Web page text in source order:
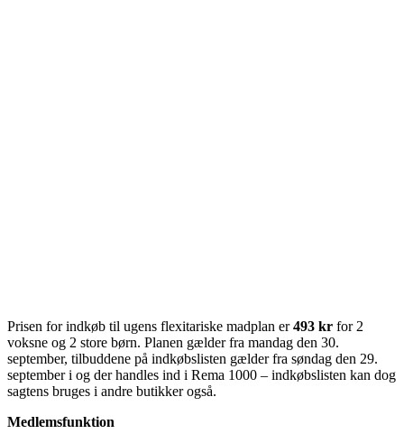
Prisen for indkøb til ugens flexitariske madplan er493 kr for 2
voksne og 2 store børn. Planen gælder fra mandag den 30.
september, tilbuddene på indkøbslisten gælder fra søndag den 29.
september i og der handles ind i Rema 1000 – indkøbslisten kan dog
sagtens bruges i andre butikker også.
Medlemsfunktion